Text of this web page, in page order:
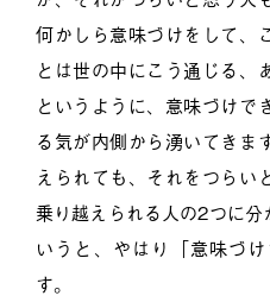
何かしら意味づけをして、
とは世の中にこう通じる、
というように、意味づけで
る気が内側から湧いてきま
えられても、それをつらい
乗り越えられる人の2つに
いうと、やはり「意味づ
す。